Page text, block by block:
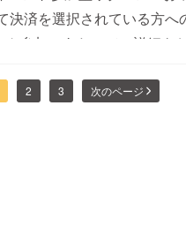
ースサッカー選手権
HグループFC東京、ジュ
ース試合日程】 ①7月22日
）11時30分キックオフ ＠
決済を選択されている方へ
参加にあたっての詳細を
【
についてご案内いたします
2 3 次のページ